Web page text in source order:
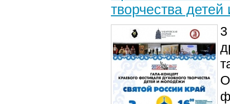
творчества